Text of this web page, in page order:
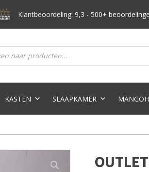
Klantbeoordeling: 9,3 - 500+
KASTEN SLAAPKAMER